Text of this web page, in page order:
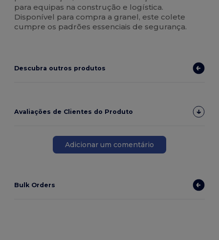
para equipas na construção e logística.
Disponível para compra a granel, este colete
cumpre os padrões essenciais de segurança.
Descubra outros produtos
Avaliações de Clientes do Produto
Adicionar um comentário
Bulk Orders